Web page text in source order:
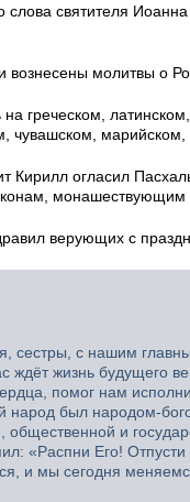
слова святителя
вознесены молитвы о
греческом,
чувашском, марийском,
Кирилл огласил
монашествующим
верующих с
сестры, с нашим
ждёт жизнь будущего
помог нам
народ был народом-
и
«Распни Его!
и мы сегодня